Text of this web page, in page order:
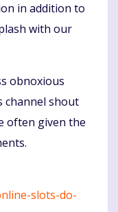
in addition to
with our
obnoxious
channel shout
often given the
slots-do-